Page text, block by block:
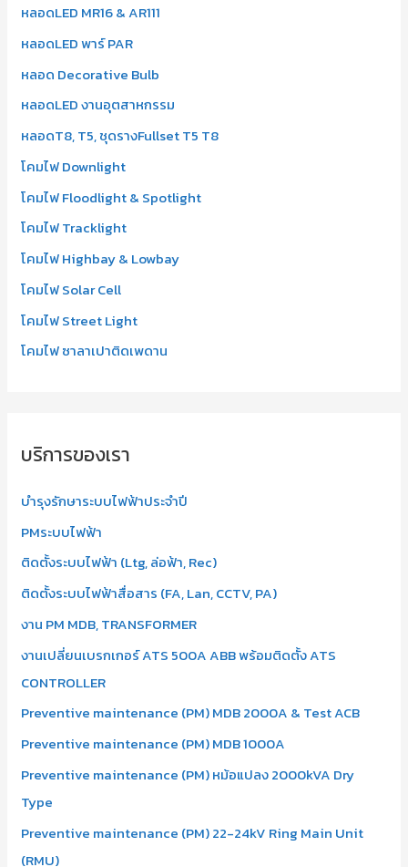
o
r
:
หลอดLED MR16 & AR111
หลอดLED พาร์ PAR
หลอด Decorative Bulb
หลอดLED งานอุตสาหกรรม
หลอดT8, T5, ชุดรางFullset T5 T8
โคมไฟ Downlight
โคมไฟ Floodlight & Spotlight
โคมไฟ Tracklight
โคมไฟ Highbay & Lowbay
โคมไฟ Solar Cell
โคมไฟ Street Light
โคมไฟ ซาลาเปาติดเพดาน
บริการของเรา
บำรุงรักษาระบบไฟฟ้าประจำปี
PMระบบไฟฟ้า
ติดตั้งระบบไฟฟ้า (Ltg, ล่อฟ้า, Rec)
ติดตั้งระบบไฟฟ้าสื่อสาร (FA, Lan, CCTV, PA)
งาน PM MDB, TRANSFORMER
งานเปลี่ยนเบรกเกอร์ ATS 500A ABB พร้อมติดตั้ง ATS
CONTROLLER
Preventive maintenance (PM) MDB 2000A & Test ACB
Preventive maintenance (PM) MDB 1000A
Preventive maintenance (PM) หม้อแปลง 2000kVA Dry
Type
Preventive maintenance (PM) 22-24kV Ring Main Unit
(RMU)